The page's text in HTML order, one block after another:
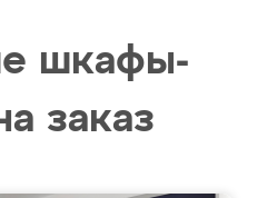
шкафы-
заказ